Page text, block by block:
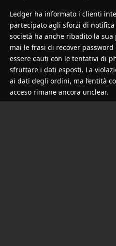
Ledger ha informato i clienti
partecipato agli sforzi di
società ha anche ribadito la
mai le frasi di recover
essere cauti con le tentativi di
sfruttare i dati esposti. La
ai dati degli ordini, ma l’entità
acceso rimane ancora unclear.